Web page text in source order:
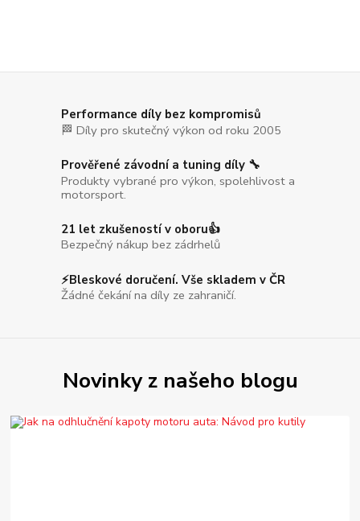
Performance díly bez kompromisů
🏁 Díly pro skutečný výkon od roku 2005
Prověřené závodní a tuning díly 🔧
Produkty vybrané pro výkon, spolehlivost a
motorsport.
21 let zkušeností v oboru👍
Bezpečný nákup bez zádrhelů
⚡Bleskové doručení. Vše skladem v ČR
Žádné čekání na díly ze zahraničí.
Novinky z našeho blogu